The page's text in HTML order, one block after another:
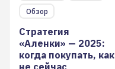
Обзор
Стратегия
«Аленки» — 2025:
когда покупать, как
не сейчас